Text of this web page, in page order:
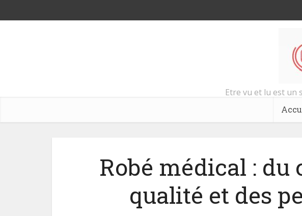
Etre vu et lu est un
Robé médical : du
qualité et des